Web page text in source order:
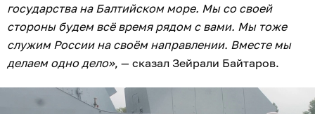
государства на Балтийском море. Мы со своей
стороны будем всё время рядом с вами. Мы тоже
служим России на своём направлении. Вместе мы
делаем одно дело», — сказал Зейрали Байтаров.